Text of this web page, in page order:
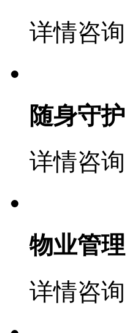
详情咨询
随身守护
详情咨询
物业管理
详情咨询